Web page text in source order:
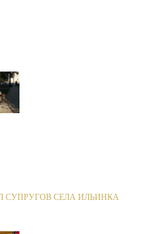
СУПРУГОВ СЕЛА ИЛЬИНКА